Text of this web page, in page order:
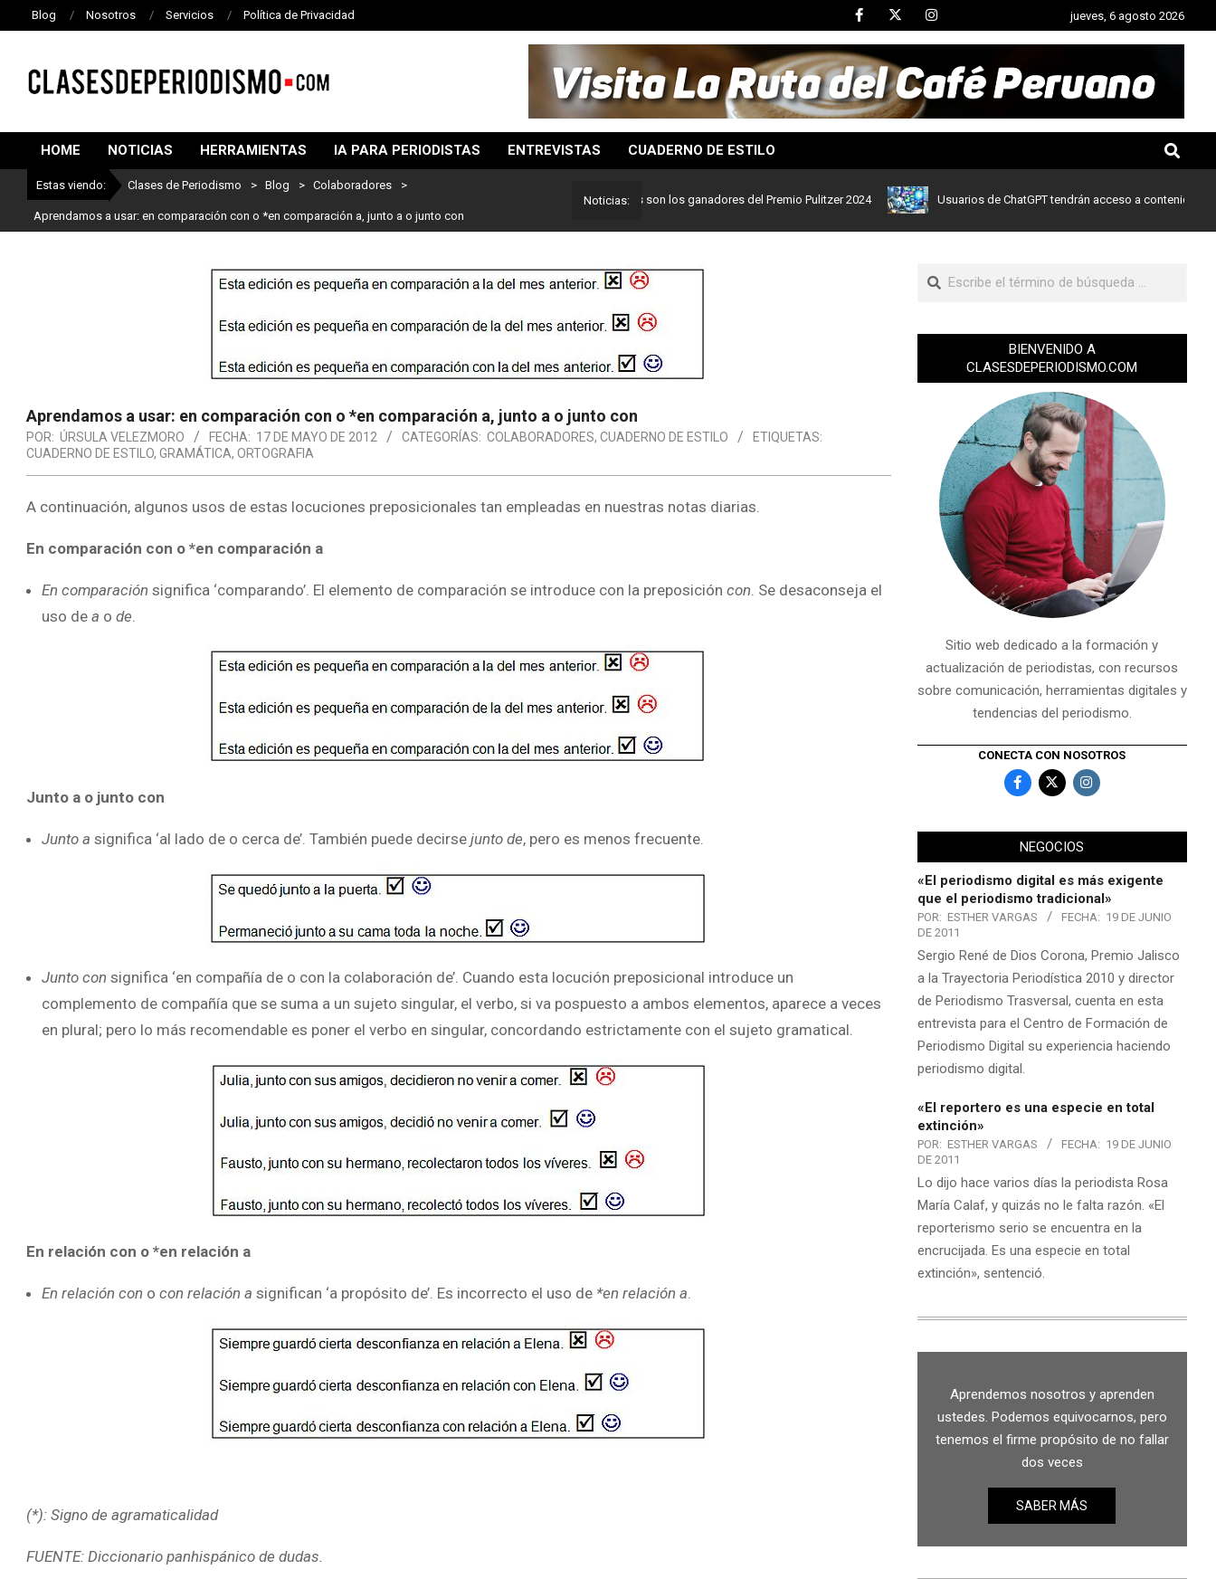
Blog Nosotros Servicios Política de Privacidad jueves, 6 agosto 2026
DE
PERIODISMO
HOME NOTICIAS HERRAMIENTAS IA PARA PERIODISTAS ENTREVISTAS CUADERNO DE ESTILO
Estas viendo: Clases de Periodismo > Blog > Colaboradores >
Aprendamos a usar: en comparación con o *en comparación a, junto a o junto con
Noticias:
Lo mejor del periodismo: Estos son los ganadores del Premio Pulitzer 2024 Usuarios de ChatGPT tendrán acceso a contenidos de
Aprendamos a usar: en comparación con o *en comparación a, junto a o junto con
POR: ÚRSULA VELEZMORO FECHA: 17 DE MAYO DE 2012 CATEGORÍAS: COLABORADORES, CUADERNO DE ESTILO
ETIQUETAS:
CUADERNO DE ESTILO, GRAMÁTICA, ORTOGRAFIA
A continuación, algunos usos de estas locuciones preposicionales tan empleadas en nuestras notas diarias.
En comparación con o *en comparación a
En comparación significa ‘comparando’. El elemento de comparación se introduce con la preposición con. Se desaconseja el
uso de a o de.
Junto a o junto con
Junto a significa ‘al lado de o cerca de’. También puede decirse junto de, pero es menos frecuente.
Junto con significa ‘en compañía de o con la colaboración de’. Cuando esta locución preposicional introduce un
complemento de compañía que se suma a un sujeto singular, el verbo, si va pospuesto a ambos elementos, aparece a veces
en plural; pero lo más recomendable es poner el verbo en singular, concordando estrictamente con el sujeto gramatical.
En relación con o *en relación a
En relación con o con relación a significan ‘a propósito de’. Es incorrecto el uso de *en relación a.
(*): Signo de agramaticalidad
FUENTE: Diccionario panhispánico de dudas.
BIENVENIDO A
CLASESDEPERIODISMO.COM
Sitio web dedicado a la formación y
actualización de periodistas, con recursos
sobre comunicación, herramientas digitales y
tendencias del periodismo.
CONECTA CON NOSOTROS
NEGOCIOS
«El periodismo digital es más exigente
que el periodismo tradicional»
POR: ESTHER VARGAS FECHA: 19 DE JUNIO
DE 2011
Sergio René de Dios Corona, Premio Jalisco
a la Trayectoria Periodística 2010 y director
de Periodismo Trasversal, cuenta en esta
entrevista para el Centro de Formación de
Periodismo Digital su experiencia haciendo
periodismo digital.
«El reportero es una especie en total
extinción»
POR: ESTHER VARGAS FECHA: 19 DE JUNIO
DE 2011
Lo dijo hace varios días la periodista Rosa
María Calaf, y quizás no le falta razón. «El
reporterismo serio se encuentra en la
encrucijada. Es una especie en total
extinción», sentenció.
Aprendemos nosotros y aprenden
ustedes. Podemos equivocarnos, pero
tenemos el firme propósito de no fallar
dos veces
SABER MÁS